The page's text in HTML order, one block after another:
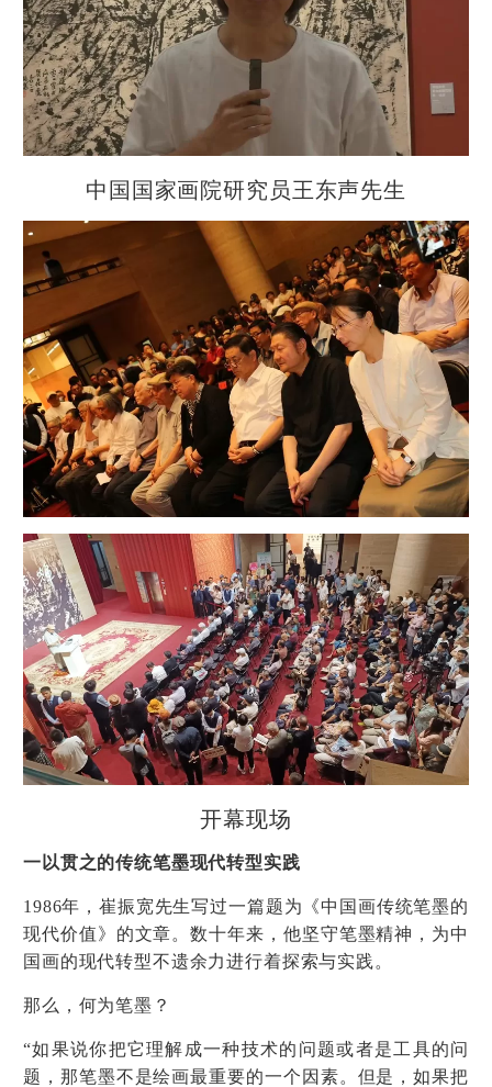
中国国家画院研究员王东声先生
开幕现场
一以贯之的传统笔墨现代转型实践
1986年，崔振宽先生写过一篇题为《中国画传统笔墨的
现代价值》的文章。数十年来，他坚守笔墨精神，为中
国画的现代转型不遗余力进行着探索与实践。
那么，何为笔墨？
“如果说你把它理解成一种技术的问题或者是工具的问
题，那笔墨不是绘画最重要的一个因素。但是，如果把